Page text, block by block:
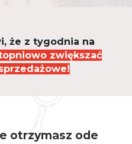
że z tygodnia na
zwiększać
otrzymasz ode